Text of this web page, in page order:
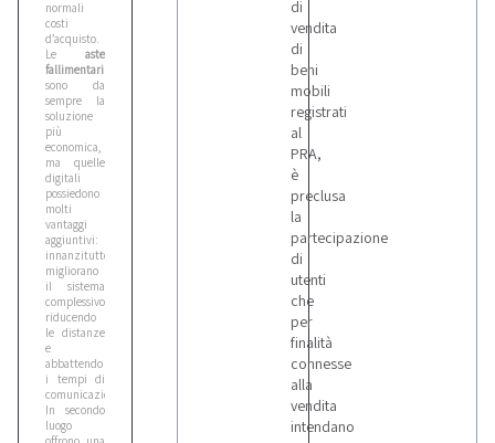
normali
costi
d’acquisto.
Le aste
fallimentari
sono da
sempre la
soluzione
più
economica,
ma quelle
digitali
possiedono
molti
vantaggi
aggiuntivi:
innanzitutto
migliorano
il sistema
complessivo,
riducendo
le distanze
e
abbattendo
i tempi di
comunicazione.
In secondo
luogo
di
vendita
di
beni
mobili
registrati
al
PRA,
è
preclusa
la
partecipazione
di
utenti
che
per
finalità
connesse
alla
vendita
intendano